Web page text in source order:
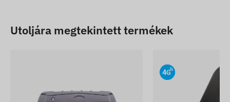
Utoljára megtekintett termékek